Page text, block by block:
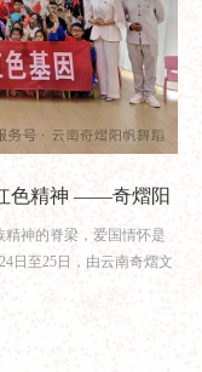
色精神 ——奇熠阳
神的脊梁，爱国情怀是
日至25日，由云南奇熠文